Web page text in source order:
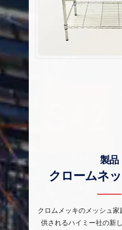
製品
クロームネ
クロムメッキのメッシュ
供されるハイミー社の新